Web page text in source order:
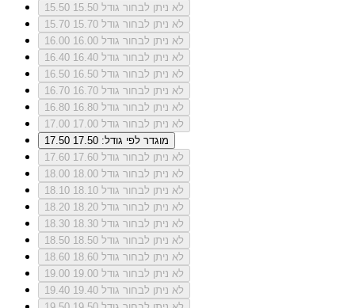
15.50
לא ניתן לבחור גודל 15.50
15.70
לא ניתן לבחור גודל 15.70
16.00
לא ניתן לבחור גודל 16.00
16.40
לא ניתן לבחור גודל 16.40
16.50
לא ניתן לבחור גודל 16.50
16.70
לא ניתן לבחור גודל 16.70
16.80
לא ניתן לבחור גודל 16.80
17.00
לא ניתן לבחור גודל 17.00
17.50
מוגדר לפי גודל: 17.50
17.60
לא ניתן לבחור גודל 17.60
18.00
לא ניתן לבחור גודל 18.00
18.10
לא ניתן לבחור גודל 18.10
18.20
לא ניתן לבחור גודל 18.20
18.30
לא ניתן לבחור גודל 18.30
18.50
לא ניתן לבחור גודל 18.50
18.60
לא ניתן לבחור גודל 18.60
19.00
לא ניתן לבחור גודל 19.00
19.40
לא ניתן לבחור גודל 19.40